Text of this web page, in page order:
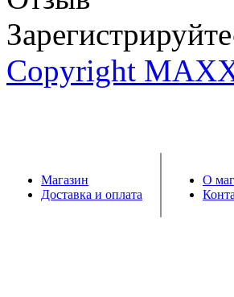
Copyright
Магазин
Доставка и оплата
О